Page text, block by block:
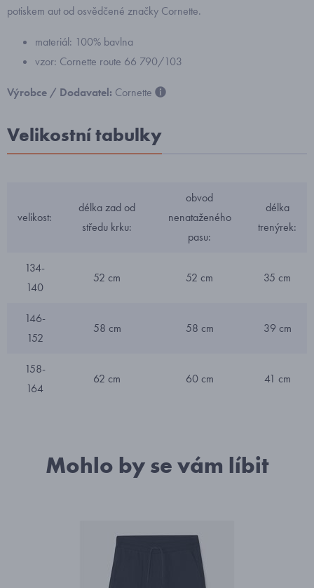
potiskem aut od osvědčené značky Cornette.
materiál: 100% bavlna
vzor: Cornette route 66 790/103
Výrobce / Dodavatel: Cornette
Velikostní tabulky
velikost:
délka zad od
středu krku:
obvod
nenataženého
pasu:
délka
trenýrek:
134-
140
52 cm 52 cm 35 cm
146-
152
58 cm 58 cm 39 cm
158-
164
62 cm 60 cm 41 cm
Mohlo by se vám líbit